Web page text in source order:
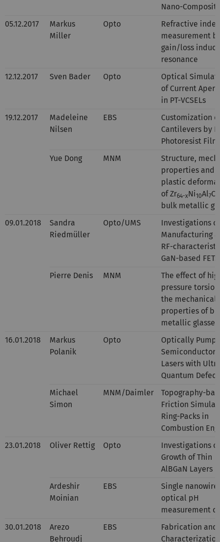
Nano-
05.12.2017
Markus
Miller
Opto
Refractive index
measurement
gain/loss
resonance
12.12.2017
Sven Bader Opto
Optical
of Current
in PT-VCSELs
19.12.2017
Madeleine
Nilsen
EBS
Customization
Cantilevers by
Photoresist
Yue Dong
MNM
Structure,
properties and
plastic
of Zr64-xNi10Al7Cu
bulk metallic
09.01.2018
Sandra
Riedmüller
Opto/UMS
Investigations
Manufacturing
RF-
GaN-based FETs
Pierre Denis
MNM
The effect of
pressure
the mechanical
properties of
metallic glasses
16.01.2018
Markus
Polanik
Opto
Optically
Semiconductor
Lasers with
Quantum Defect
Michael
Simon
MNM/Daimler
Topography-
Friction
Ring-Packs in
Combustion
23.01.2018
Oliver Rettig Opto
Investigations
Growth of Thin
AlBGaN Layers
Ardeshir
Moinian
EBS
Single nanowire
optical pH
measurement
30.01.2018
Arezo
Behroudj
EBS
Fabrication and